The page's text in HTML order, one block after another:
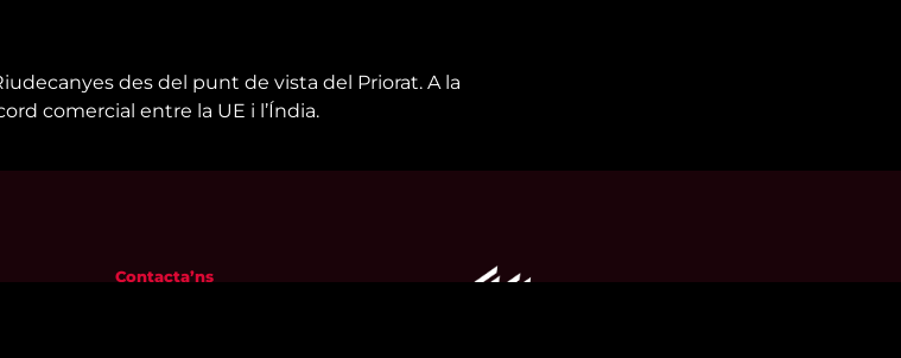
des del punt de vista del Priorat. A la
comercial entre la UE i l’Índia.
Contacta’ns